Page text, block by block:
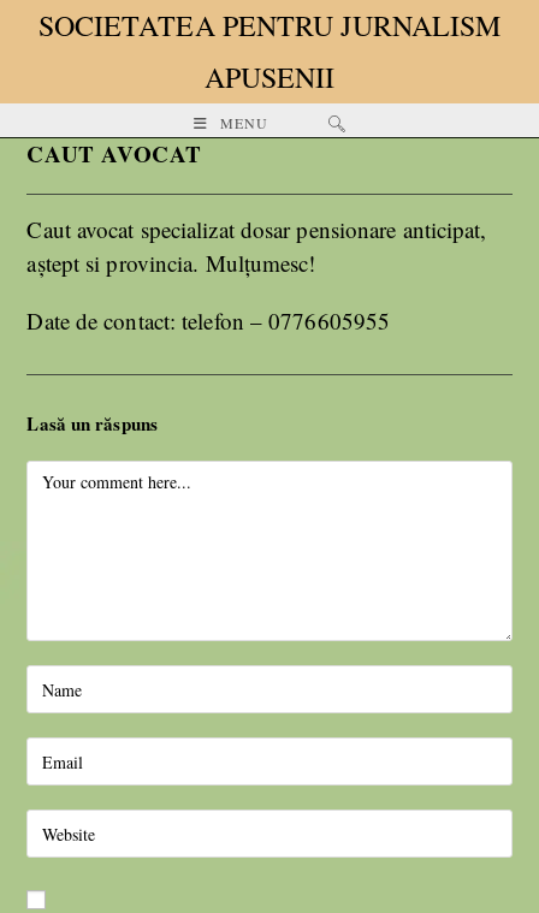
SOCIETATEA PENTRU JURNALISM
APUSENII
MENU
CAUT AVOCAT
Caut avocat specializat dosar pensionare anticipat,
aștept si provincia. Mulțumesc!
Date de contact: telefon – 0776605955
Lasă un răspuns